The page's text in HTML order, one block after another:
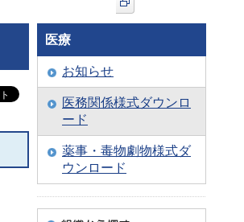
医療
お知らせ
医務関係様式ダウンロ
ード
薬事・毒物劇物様式ダ
ウンロード